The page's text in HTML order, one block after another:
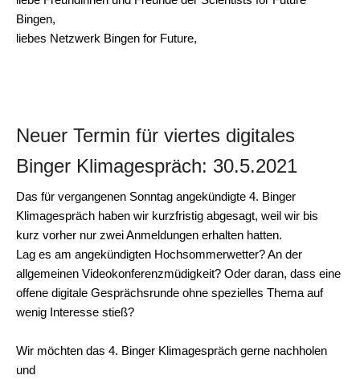
Bingen,
liebes Netzwerk Bingen for Future,
Neuer Termin für viertes digitales
Binger Klimagespräch: 30.5.2021
Das für vergangenen Sonntag angekündigte 4. Binger
Klimagespräch haben wir kurzfristig abgesagt, weil wir bis
kurz vorher nur zwei Anmeldungen erhalten hatten.
Lag es am angekündigten Hochsommerwetter? An der
allgemeinen Videokonferenzmüdigkeit? Oder daran, dass eine
offene digitale Gesprächsrunde ohne spezielles Thema auf
wenig Interesse stieß?
Wir möchten das 4. Binger Klimagespräch gerne nachholen
und